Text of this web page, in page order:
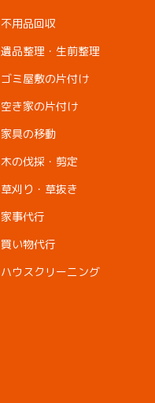
不用品回収
遺品整理・生前整理
ゴミ屋敷の片付け
空き家の片付け
家具の移動
木の伐採・剪定
草刈り・草抜き
家事代行
買い物代行
ハウスクリーニング